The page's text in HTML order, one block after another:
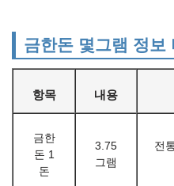
금한돈 몇그램 정보
항목 내용
금한
돈 1
돈
3.75
그램
전